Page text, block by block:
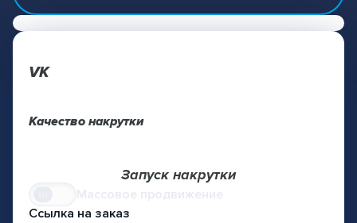
VK
Качество накрутки
Запуск накрутки
Ссылка на заказ